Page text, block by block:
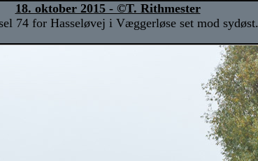
18. oktober 2015 - ©T. Rithmester
74 for Hasseløvej i Væggerløse set mod sydøst.